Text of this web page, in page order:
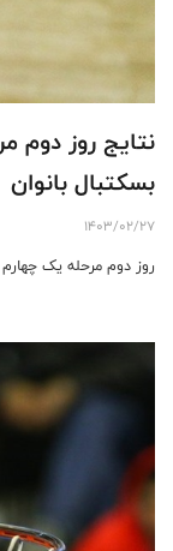
نتایج روز
بسکتبال بانوان
1403/02/27
روز دوم مرحله یک